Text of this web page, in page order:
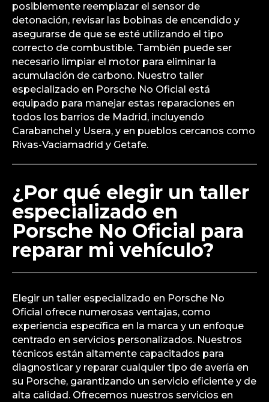
posiblemente reemplazar el sensor de
detonación, revisar las bobinas de encendido y
asegurarse de que se esté utilizando el tipo
correcto de combustible. También puede ser
necesario limpiar el motor para eliminar la
acumulación de carbono. Nuestro taller
especializado en Porsche No Oficial está
equipado para manejar estas reparaciones en
todos los barrios de Madrid, incluyendo
Carabanchel y Usera, y en pueblos cercanos como
Rivas-Vaciamadrid y Getafe.
¿Por qué elegir un taller
especializado en
Porsche No Oficial para
reparar mi vehículo?
Elegir un taller especializado en Porsche No
Oficial ofrece numerosas ventajas, como
experiencia específica en la marca y un enfoque
centrado en servicios personalizados. Nuestros
técnicos están altamente capacitados para
diagnosticar y reparar cualquier tipo de avería en
su Porsche, garantizando un servicio eficiente y de
alta calidad. Ofrecemos nuestros servicios en